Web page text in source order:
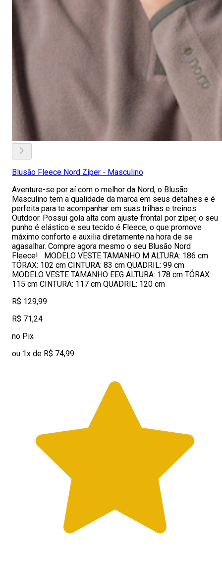
Blusão Fleece Nord Zíper - Masculino
Aventure-se por aí com o melhor da Nord, o Blusão
Masculino tem a qualidade da marca em seus detalhes e é
perfeita para te acompanhar em suas trilhas e treinos
Outdoor. Possui gola alta com ajuste frontal por zíper, o seu
punho é elástico e seu tecido é Fleece, o que promove
máximo conforto e auxilia diretamente na hora de se
agasalhar. Compre agora mesmo o seu Blusão Nord
Fleece! MODELO VESTE TAMANHO M ALTURA: 186 cm
TÓRAX: 102 cm CINTURA: 83 cm QUADRIL: 99 cm
MODELO VESTE TAMANHO EEG ALTURA: 178 cm TÓRAX:
115 cm CINTURA: 117 cm QUADRIL: 120 cm
R$ 129,99
R$ 71,24
no Pix
ou 1x de R$ 74,99